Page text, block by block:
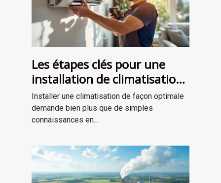
Les étapes clés pour une
installation de climatisation
réussie
Installer une climatisation de façon optimale
demande bien plus que de simples
connaissances en...